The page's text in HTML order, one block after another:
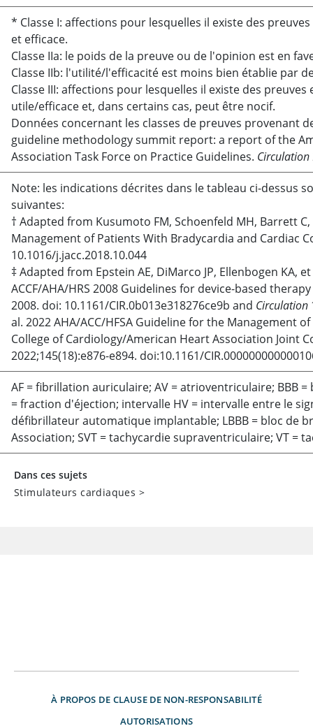
* Classe I: affections pour lesquelles il existe des
et efficace.
Classe IIa: le poids de la preuve ou de l'opinion est en
Classe IIb: l'utilité/l'efficacité est moins bien établie par
Classe III: affections pour lesquelles il existe des
utile/efficace et, dans certains cas, peut être nocif.
Données concernant les classes de preuves provenant
guideline methodology summit report: a report of the
Association Task Force on Practice Guidelines. Circulation
Note: les indications décrites dans le tableau ci-dessus
suivantes:
† Adapted from Kusumoto FM, Schoenfeld MH, Barrett
Management of Patients With Bradycardia and Cardiac
10.1016/j.jacc.2018.10.044
‡ Adapted from Epstein AE, DiMarco JP, Ellenbogen KA,
ACCF/AHA/HRS 2008 Guidelines for device-based
2008. doi: 10.1161/CIR.0b013e318276ce9b and Circulation
al. 2022 AHA/ACC/HFSA Guideline for the Management
College of Cardiology/American Heart Association Joint
2022;145(18):e876-e894. doi:10.1161/
AF = fibrillation auriculaire; AV =atrioventriculaire; BBB =
= fraction d'éjection; intervalle HV = intervalle entre le
défibrillateur automatique implantable; LBBB = bloc de
Association; SVT = tachycardie supraventriculaire; VT =
Dans ces sujets
Stimulateurs cardiaques >
À PROPOS DE CLAUSE DE NON-RESPONSABILITÉ
AUTORISATIONS